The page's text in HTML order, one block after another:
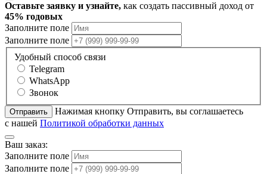
Оставьте заявку и узнайте, как создать пассивный доход от
45% годовых
Заполните поле
Заполните поле
Удобный способ связи
Telegram
WhatsApp
Звонок
Отправить
Нажимая кнопку Отправить, вы соглашаетесь
с нашей Политикой обработки данных
Ваш заказ:
Заполните поле
Заполните поле